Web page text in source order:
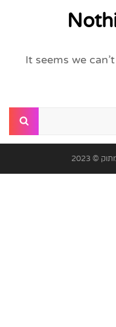
It seems we
© 2023